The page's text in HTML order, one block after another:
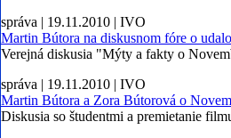
správa | 19.11.2010 | IVO
Martin Bútora na diskusnom fóre o
Verejná diskusia "Mýty a fakty o
správa | 19.11.2010 | IVO
Martin Bútora a Zora Bútorová o
Diskusia so študentmi a premietanie